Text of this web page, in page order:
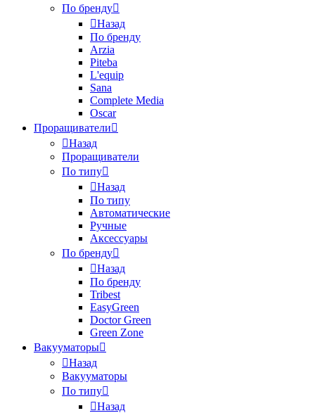
По бренду
Назад
По бренду
Arzia
Piteba
L'equip
Sana
Complete Media
Oscar
Проращиватели
Назад
Проращиватели
По типу
Назад
По типу
Автоматические
Ручные
Аксессуары
По бренду
Назад
По бренду
Tribest
EasyGreen
Doctor Green
Green Zone
Вакууматоры
Назад
Вакууматоры
По типу
Назад